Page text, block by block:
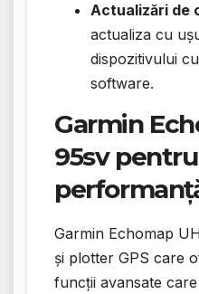
Actualizări de
actualiza cu
dispozitivului
software.
Garmin
95sv
Garmin Echomap
și plotter GPS care
funcții avansate